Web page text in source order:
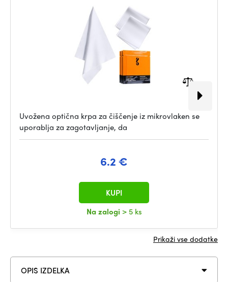
Uvožena optična krpa za čiščenje iz mikrovlaken se
uporablja za zagotavljanje, da
6.2 €
Na zalogi > 5 ks
KUPI
Prikaži vse dodatke
OPIS IZDELKA